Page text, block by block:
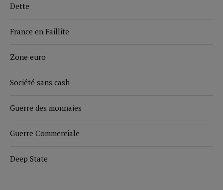
Dette
France en Faillite
Zone euro
Société sans cash
Guerre des monnaies
Guerre Commerciale
Deep State